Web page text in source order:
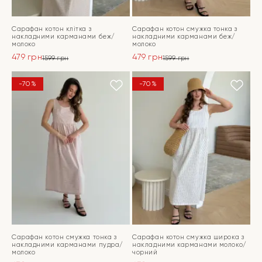
Сарафан котон клітка з
накладними карманами беж/
молоко
1599грн
ціна:
1599 грн.
479 грн
ціна:
479 грн.
ПЕРЕЙТИ
Сарафан котон смужка тонка з
накладними карманами беж/
молоко
1599грн
ціна:
1599 грн.
479 грн
ціна:
479 грн.
ПЕРЕЙТИ
-70%
Сарафан котон смужка тонка з
накладними карманами пудра/
молоко
-70%
Сарафан котон смужка широка з
накладними карманами молоко/
чорний